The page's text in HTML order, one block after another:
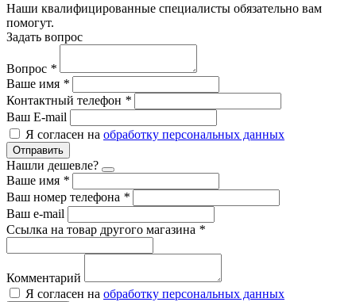
Наши квалифицированные специалисты обязательно вам
помогут.
Задать вопрос
Вопрос *
Ваше имя *
Контактный телефон *
Ваш E-mail
Я согласен на обработку персональных данных
Отправить
Нашли дешевле?
Ваше имя *
Ваш номер телефона *
Ваш e-mail
Ссылка на товар другого магазина *
Комментарий
Я согласен на обработку персональных данных